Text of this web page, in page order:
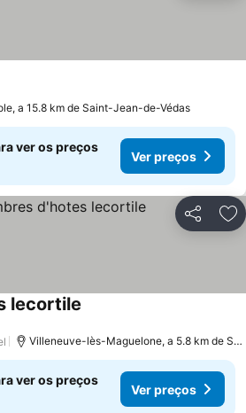
a 15.8 km de Saint-Jean-de-Védas
ver os preços
Ver preços
Partilhar
lecortile
Villeneuve-lès-Maguelone, a 5.8 km de Saint-Jean-de-Védas
ver os preços
Ver preços